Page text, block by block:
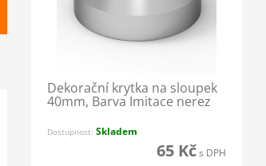
Dekorační krytka na sloupek
40mm, Barva Imitace nerez
Dostupnost:Skladem
65 Kčs DPH